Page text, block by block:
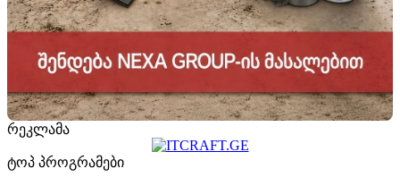
რეკლამა
ტოპ პროგრამები